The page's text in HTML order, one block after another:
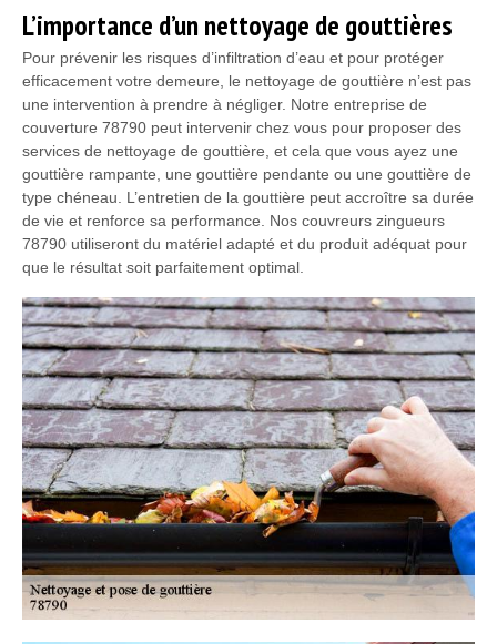
L’importance d’un nettoyage de gouttières
Pour prévenir les risques d’infiltration d’eau et pour protéger
efficacement votre demeure, le nettoyage de gouttière n’est pas
une intervention à prendre à négliger. Notre entreprise de
couverture 78790 peut intervenir chez vous pour proposer des
services de nettoyage de gouttière, et cela que vous ayez une
gouttière rampante, une gouttière pendante ou une gouttière de
type chéneau. L’entretien de la gouttière peut accroître sa durée
de vie et renforce sa performance. Nos couvreurs zingueurs
78790 utiliseront du matériel adapté et du produit adéquat pour
que le résultat soit parfaitement optimal.